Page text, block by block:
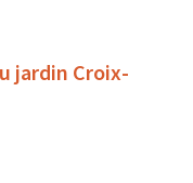
jardin Croix-